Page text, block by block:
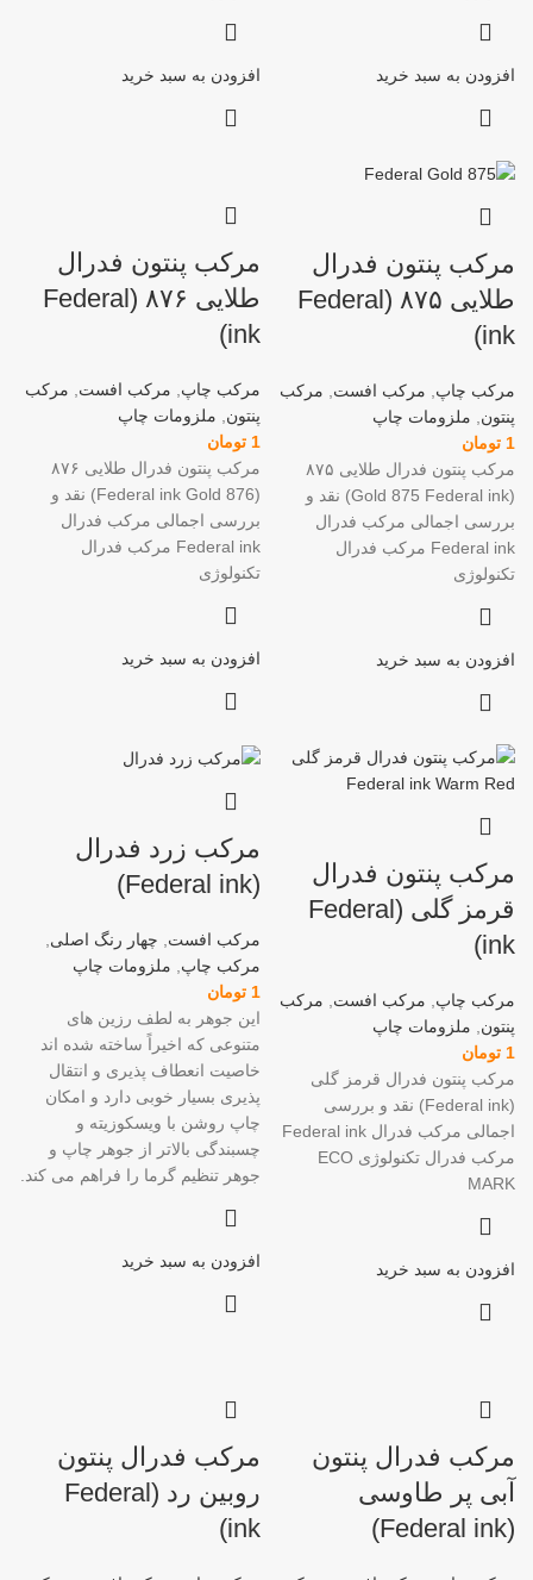
افزودن به سبد خرید افزودن به سبد خرید
مرکب پنتون فدرال
طلایی ۸۷۵ (Federal
ink)
مرکب چاپ مرکب افست
مرکب
پنتون
ملزومات چاپ
1 تومان
مرکب پنتون فدرال طلایی ۸۷۵
(Gold 875 Federal ink) نقد و
بررسی اجمالی مرکب فدرال
Federal ink مرکب فدرال
تکنولوژی
افزودن به سبد خرید
مرکب پنتون فدرال
طلایی ۸۷۶ (Federal
ink)
مرکب چاپ مرکب افست
مرکب
پنتون
ملزومات چاپ
1 تومان
مرکب پنتون فدرال طلایی ۸۷۶
(Federal ink Gold 876) نقد و
بررسی اجمالی مرکب فدرال
Federal ink مرکب فدرال
تکنولوژی
افزودن به سبد خرید
مرکب پنتون فدرال
قرمز گلی (Federal
ink)
مرکب چاپ مرکب افست
مرکب
پنتون
ملزومات چاپ
1 تومان
مرکب پنتون فدرال قرمز گلی
(Federal ink) نقد و بررسی
اجمالی مرکب فدرال Federal ink
مرکب فدرال تکنولوژی ECO
MARK
افزودن به سبد خرید
مرکب زرد فدرال
(Federal ink)
مرکب افست چهار رنگ اصلی
مرکب چاپ
ملزومات چاپ
1 تومان
این جوهر به لطف رزین های
متنوعی که اخیراً ساخته شده اند
خاصیت انعطاف پذیری و انتقال
پذیری بسیار خوبی دارد و امکان
چاپ روشن با ویسکوزیته و
چسبندگی بالاتر از جوهر چاپ و
جوهر تنظیم گرما را فراهم می کند.
افزودن به سبد خرید
مرکب فدرال پنتون
آبی پر طاوسی
(Federal ink)
مرکب فدرال پنتون
روبین رد (Federal
ink)